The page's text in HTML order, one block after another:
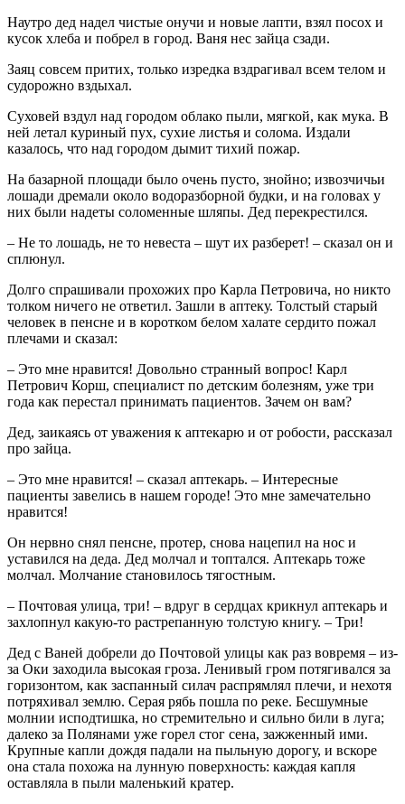
Наутро дед надел чистые онучи и новые лапти, взял посох и
кусок хлеба и побрел в город. Ваня нес зайца сзади.
Заяц совсем притих, только изредка вздрагивал всем телом и
судорожно вздыхал.
Суховей вздул над городом облако пыли, мягкой, как мука. В
ней летал куриный пух, сухие листья и солома. Издали
казалось, что над городом дымит тихий пожар.
На базарной площади было очень пусто, знойно; извозчичьи
лошади дремали около водоразборной будки, и на головах у
них были надеты соломенные шляпы. Дед перекрестился.
– Не то лошадь, не то невеста – шут их разберет! – сказал он и
сплюнул.
Долго спрашивали прохожих про Карла Петровича, но никто
толком ничего не ответил. Зашли в аптеку. Толстый старый
человек в пенсне и в коротком белом халате сердито пожал
плечами и сказал:
– Это мне нравится! Довольно странный вопрос! Карл
Петрович Корш, специалист по детским болезням, уже три
года как перестал принимать пациентов. Зачем он вам?
Дед, заикаясь от уважения к аптекарю и от робости, рассказал
про зайца.
– Это мне нравится! – сказал аптекарь. – Интересные
пациенты завелись в нашем городе! Это мне замечательно
нравится!
Он нервно снял пенсне, протер, снова нацепил на нос и
уставился на деда. Дед молчал и топтался. Аптекарь тоже
молчал. Молчание становилось тягостным.
– Почтовая улица, три! – вдруг в сердцах крикнул аптекарь и
захлопнул какую-то растрепанную толстую книгу. – Три!
Дед с Ваней добрели до Почтовой улицы как раз вовремя – из-
за Оки заходила высокая гроза. Ленивый гром потягивался за
горизонтом, как заспанный силач распрямлял плечи, и нехотя
потряхивал землю. Серая рябь пошла по реке. Бесшумные
молнии исподтишка, но стремительно и сильно били в луга;
далеко за Полянами уже горел стог сена, зажженный ими.
Крупные капли дождя падали на пыльную дорогу, и вскоре
она стала похожа на лунную поверхность: каждая капля
оставляла в пыли маленький кратер.